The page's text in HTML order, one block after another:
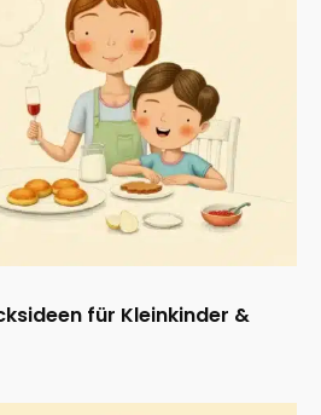
für Kleinkinder &